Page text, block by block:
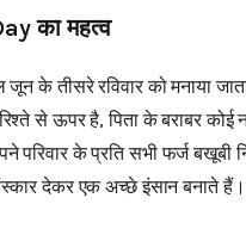
का महत्व
जून के तीसरे रविवार को मनाया
से ऊपर है, पिता के बराबर
परिवार के प्रति सभी फर्ज
देकर एक अच्छे इंसान बनाते हैं।